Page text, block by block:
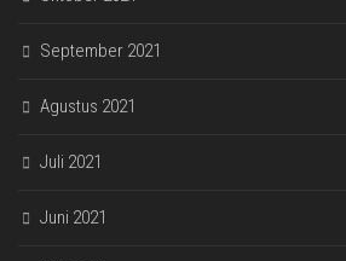
September 2021
Agustus 2021
Juli 2021
Juni 2021